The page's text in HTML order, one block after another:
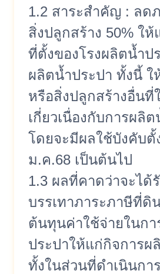
1.2 สาระสำคัญ : ลด
สิ่งปลูกสร้าง 50% ใ
ที่ตั้งของโรงผลิตน้ำป
ผลิตน้ำประปา ทั้งนี้
หรือสิ่งปลูกสร้างอื่นที่
เกี่ยวเนื่องกับการผลิ
โดยจะมีผลใช้บังคับตั้
ม.ค.68 เป็นต้นไป
1.3 ผลที่คาดว่าจะได้
บรรเทาภาระภาษีที่ดิ
ต้นทุนค่าใช้จ่ายในกา
ประปาให้แก่กิจการผ
ทั้งในส่วนที่ดำเนินกา